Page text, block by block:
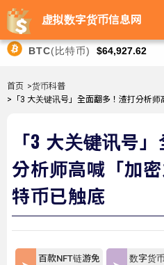
虚拟数字货币信息网
BTC(比特币) $64,927.62
首页 >货币科普
>「3 大关键讯号」全面翻多！渣打分析
「3 大关键讯号
分析师高喊「加
特币已触底
百款NFT链游免
数字货